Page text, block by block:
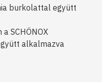
burkolattal együtt
SCHÖNOX
alkalmazva